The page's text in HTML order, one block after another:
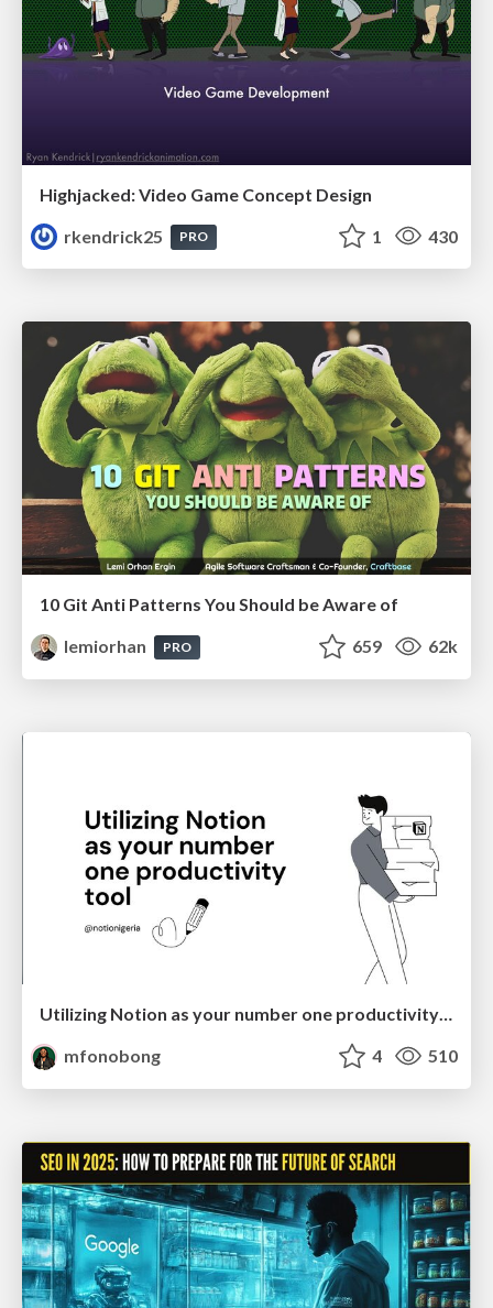
Highjacked: Video Game Concept Design
rkendrick25
PRO 1 430
10 Git Anti Patterns You Should be Aware of
lemiorhan
PRO 659 62k
Utilizing Notion as your number one productivity tool
mfonobong
4 510